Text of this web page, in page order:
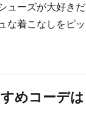
ューズが大好き
な着こなしをピ
めコーデは